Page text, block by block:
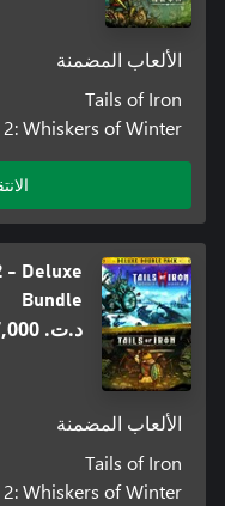
الألعاب المضمنة
Tails of Iron
Whiskers of Winter
- Deluxe
Bundle
د.ت.‏ 97,000+
الألعاب المضمنة
Tails of Iron
Whiskers of Winter